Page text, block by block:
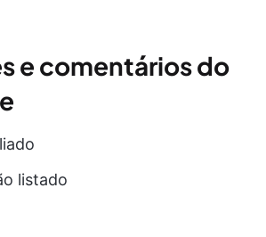
e comentários do
listado